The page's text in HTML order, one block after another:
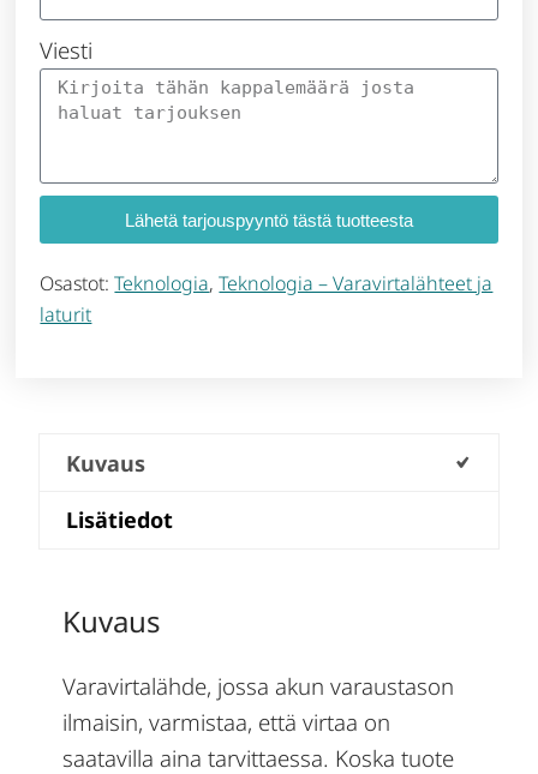
Viesti
Lähetä tarjouspyyntö tästä tuotteesta
Osastot:Teknologia,Teknologia – Varavirtalähteet ja
laturit
Kuvaus
Lisätiedot
Kuvaus
Varavirtalähde, jossa akun varaustason
ilmaisin, varmistaa, että virtaa on
saatavilla aina tarvittaessa. Koska tuote